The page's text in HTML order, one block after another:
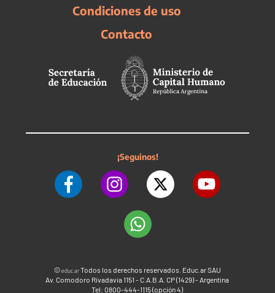
Condiciones de uso
Contacto
¡Seguinos!
©educ.arTodos los derechos reservados. Educ.ar SAU
Av. Comodoro Rivadavia 1151 - C.A.B.A. CP (1429) - Argentina
Tel: 0800-444-1115 (opción 4)